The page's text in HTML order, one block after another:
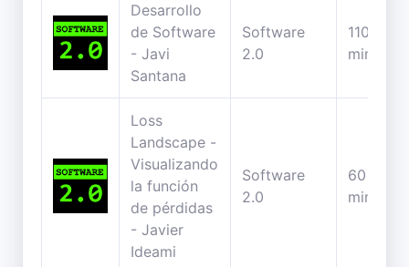
Desarrollo
de Software
- Javi
Santana
Software
2.0
110
minutos
Loss
Landscape -
Visualizando
la función
de pérdidas
- Javier
Ideami
Software
2.0
60
minutos